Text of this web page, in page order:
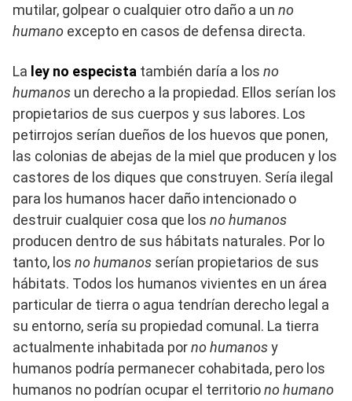
mutilar, golpear o cualquier otro daño a un no
humano excepto en casos de defensa directa.
La ley no especista también daría a los no
humanos un derecho a la propiedad. Ellos serían los
propietarios de sus cuerpos y sus labores. Los
petirrojos serían dueños de los huevos que ponen,
las colonias de abejas de la miel que producen y los
castores de los diques que construyen. Sería ilegal
para los humanos hacer daño intencionado o
destruir cualquier cosa que los no humanos
producen dentro de sus hábitats naturales. Por lo
tanto, los no humanos serían propietarios de sus
hábitats. Todos los humanos vivientes en un área
particular de tierra o agua tendrían derecho legal a
su entorno, sería su propiedad comunal. La tierra
actualmente inhabitada porno humanosy
humanos podría permanecer cohabitada, pero los
humanos no podrían ocupar el territoriono humano